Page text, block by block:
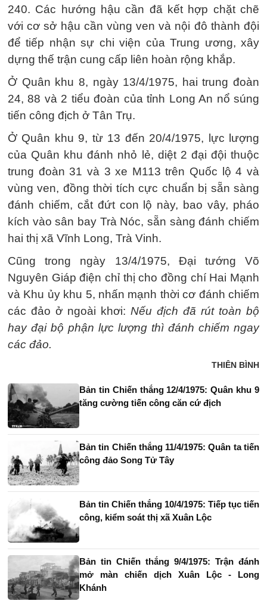
240. Các hướng hậu cần đã kết hợp chặt chẽ
với cơ sở hậu cần vùng ven và nội đô thành đội
để tiếp nhận sự chi viện của Trung ương, xây
dựng thế trận cung cấp liên hoàn rộng khắp.
Ở Quân khu 8, ngày 13/4/1975, hai trung đoàn
24, 88 và 2 tiểu đoàn của tỉnh Long An nổ súng
tiến công địch ở Tân Trụ.
Ở Quân khu 9, từ 13 đến 20/4/1975, lực lượng
của Quân khu đánh nhỏ lẻ, diệt 2 đại đội thuộc
trung đoàn 31 và 3 xe M113 trên Quốc lộ 4 và
vùng ven, đồng thời tích cực chuẩn bị sẵn sàng
đánh chiếm, cắt đứt con lộ này, bao vây, pháo
kích vào sân bay Trà Nóc, sẵn sàng đánh chiếm
hai thị xã Vĩnh Long, Trà Vinh.
Cũng trong ngày 13/4/1975, Đại tướng Võ
Nguyên Giáp điện chỉ thị cho đồng chí Hai Mạnh
và Khu ủy khu 5, nhấn mạnh thời cơ đánh chiếm
các đảo ở ngoài khơi: Nếu địch đã rút toàn bộ
hay đại bộ phận lực lượng thì đánh chiếm ngay
các đảo.
THIÊN BÌNH
Bản tin Chiến thắng 12/4/1975: Quân khu 9
tăng cường tiến công căn cứ địch
Bản tin Chiến thắng 11/4/1975: Quân ta tiến
công đảo Song Tử Tây
Bản tin Chiến thắng 10/4/1975: Tiếp tục tiến
công, kiểm soát thị xã Xuân Lộc
Bản tin Chiến thắng 9/4/1975: Trận đánh
mở màn chiến dịch Xuân Lộc - Long
Khánh